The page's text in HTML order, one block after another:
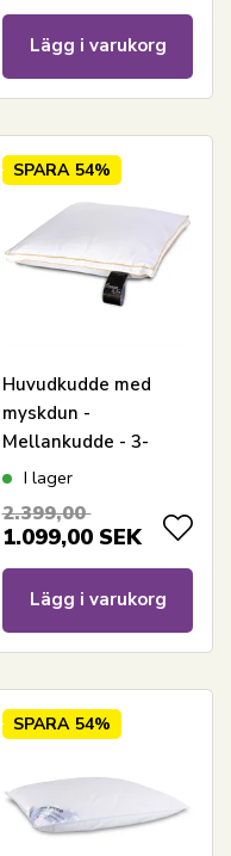
Lägg i varukorg
SPARA 54%
Huvudkudde med
myskdun -
Mellankudde - 3-
kammars dunkudde -
By Borg
I lager
2.399,00
1.099,00 SEK
Lägg i varukorg
SPARA 54%